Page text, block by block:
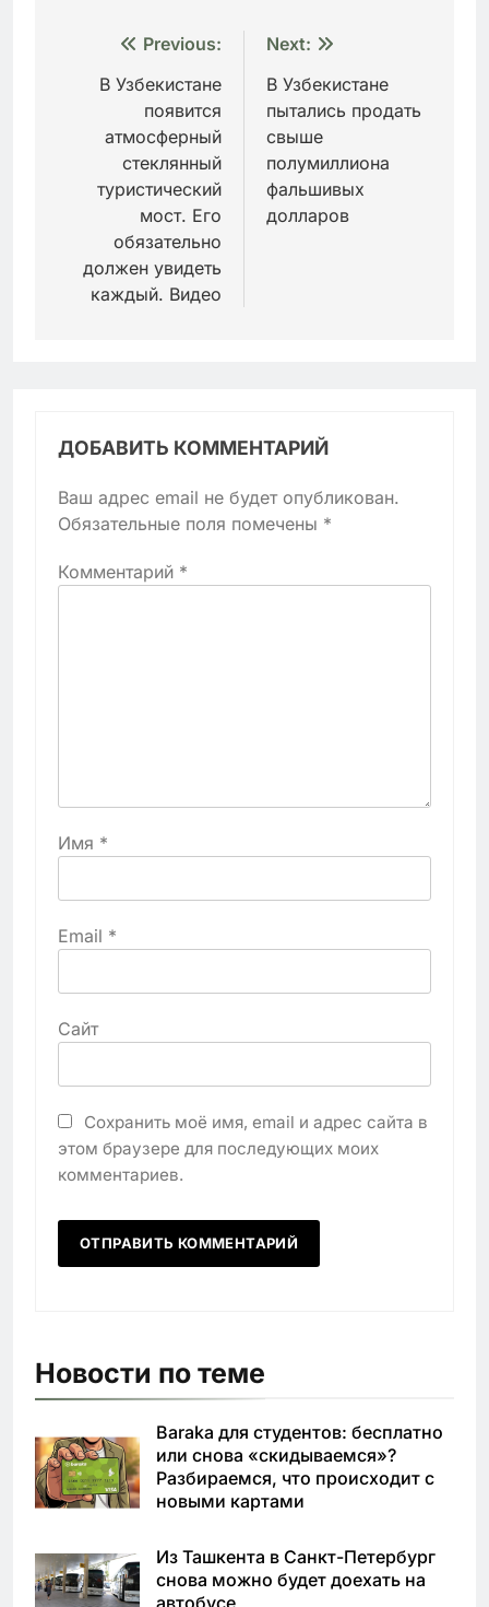
Навигация
записям
Previous:
В Узбекистане
появится
атмосферный
стеклянный
туристический
мост. Его
обязательно
должен увидеть
каждый. Видео
Next:
В Узбекистане
пытались продать
свыше
полумиллиона
фальшивых
долларов
ДОБАВИТЬ КОММЕНТАРИЙ
Ваш адрес email не будет опубликован.
Обязательные поля помечены *
Комментарий *
Имя *
Email *
Сайт
Сохранить моё имя, email и адрес сайта в
этом браузере для последующих моих
комментариев.
Новости по теме
Baraka для студентов: бесплатно
или снова «скидываемся»?
Разбираемся, что происходит с
новыми картами
Из Ташкента в Санкт-Петербург
снова можно будет доехать на